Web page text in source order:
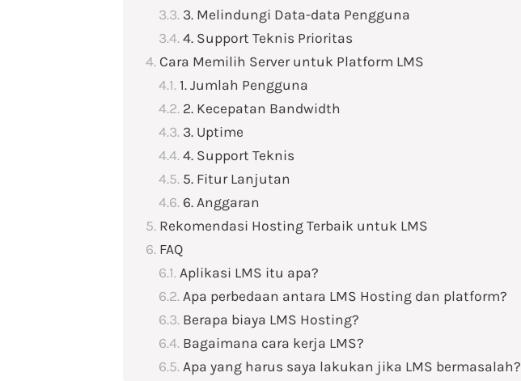
3. Melindungi Data-data Pengguna
4. Support Teknis Prioritas
Cara Memilih Server untuk Platform LMS
1. Jumlah Pengguna
2. Kecepatan Bandwidth
3. Uptime
4. Support Teknis
5. Fitur Lanjutan
6. Anggaran
Rekomendasi Hosting Terbaik untuk LMS
FAQ
Aplikasi LMS itu apa?
Apa perbedaan antara LMS Hosting dan platform?
Berapa biaya LMS Hosting?
Bagaimana cara kerja LMS?
Apa yang harus saya lakukan jika LMS bermasalah?